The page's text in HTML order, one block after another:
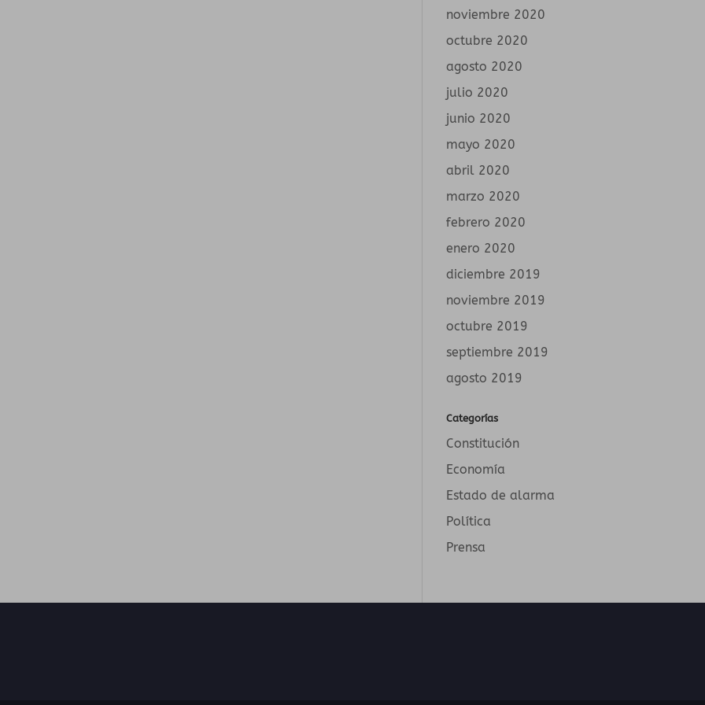
noviembre 2020
octubre 2020
agosto 2020
julio 2020
junio 2020
mayo 2020
abril 2020
marzo 2020
febrero 2020
enero 2020
diciembre 2019
noviembre 2019
octubre 2019
septiembre 2019
agosto 2019
Categorías
Constitución
Economía
Estado de alarma
Política
Prensa